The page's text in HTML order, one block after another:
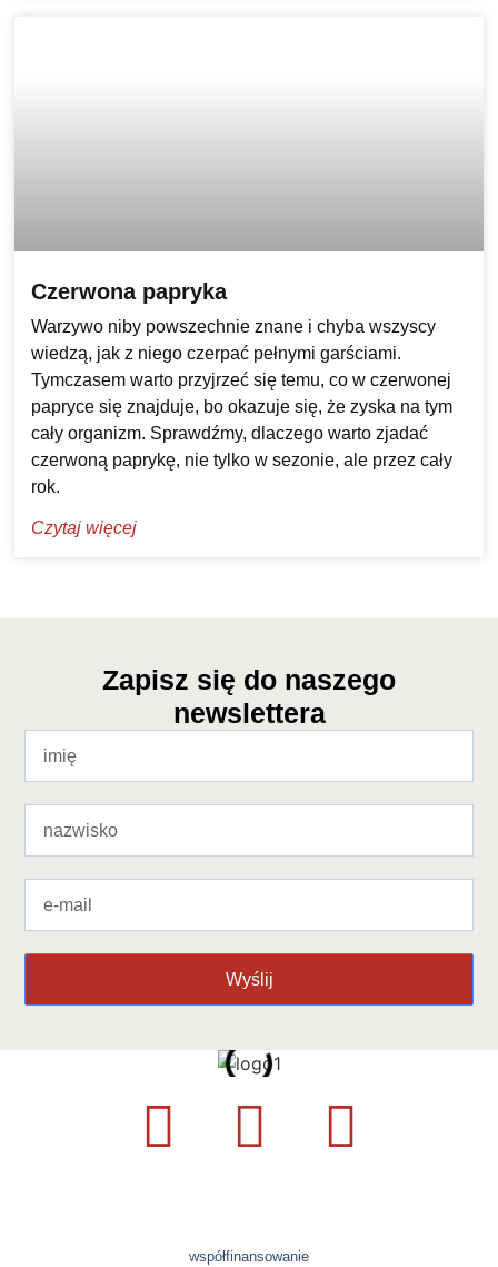
Czerwona papryka
Warzywo niby powszechnie znane i chyba wszyscy
wiedzą, jak z niego czerpać pełnymi garściami.
Tymczasem warto przyjrzeć się temu, co w czerwonej
papryce się znajduje, bo okazuje się, że zyska na tym
cały organizm. Sprawdźmy, dlaczego warto zjadać
czerwoną paprykę, nie tylko w sezonie, ale przez cały
rok.
Czytaj więcej
Zapisz się do naszego
newslettera
Wyślij
współfinansowanie